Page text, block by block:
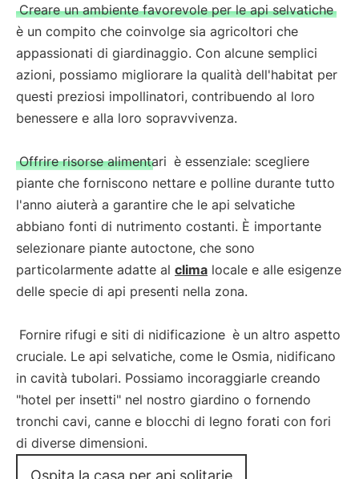
Creare un ambiente favorevole per le api selvatiche
è un compito che coinvolge sia agricoltori che
appassionati di giardinaggio. Con alcune semplici
azioni, possiamo migliorare la qualità dell'habitat per
questi preziosi impollinatori, contribuendo al loro
benessere e alla loro sopravvivenza.
Offrire risorse alimentari è essenziale: scegliere
piante che forniscono nettare e polline durante tutto
l'anno aiuterà a garantire che le api selvatiche
abbiano fonti di nutrimento costanti. È importante
selezionare piante autoctone, che sono
particolarmente adatte al clima locale e alle esigenze
delle specie di api presenti nella zona.
Fornire rifugi e siti di nidificazione è un altro aspetto
cruciale. Le api selvatiche, come le Osmia, nidificano
in cavità tubolari. Possiamo incoraggiarle creando
"hotel per insetti" nel nostro giardino o fornendo
tronchi cavi, canne e blocchi di legno forati con fori
di diverse dimensioni.
Ospita la casa per api solitarie